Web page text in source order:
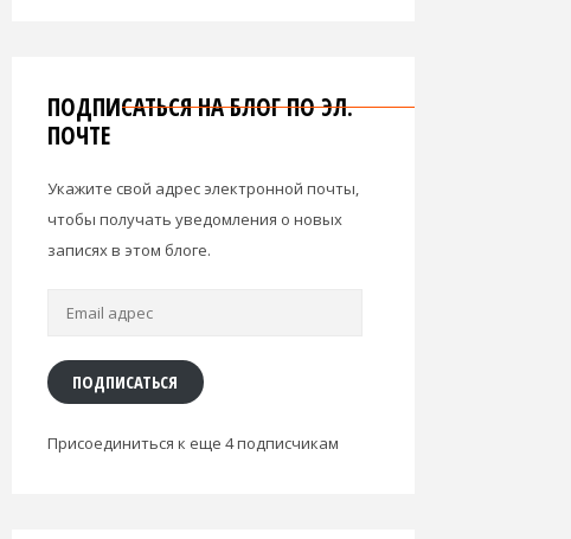
ПОДПИСАТЬСЯ НА БЛОГ ПО ЭЛ.
ПОЧТЕ
Укажите свой адрес электронной почты,
чтобы получать уведомления о новых
записях в этом блоге.
ПОДПИСАТЬСЯ
Присоединиться к еще 4 подписчикам